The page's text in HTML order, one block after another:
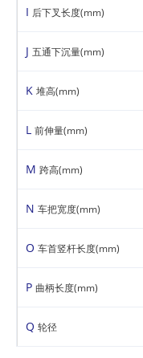
I 后下叉长度(mm)
J 五通下沉量(mm)
K 堆高(mm)
L 前伸量(mm)
M 跨高(mm)
N 车把宽度(mm)
O 车首竖杆长度(mm)
P 曲柄长度(mm)
Q 轮径